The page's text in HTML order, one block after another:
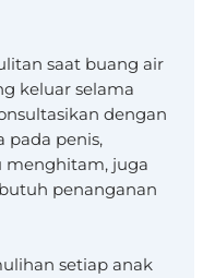
saat buang air
keluar selama
dengan
pada penis,
menghitam, juga
penanganan
setiap anak